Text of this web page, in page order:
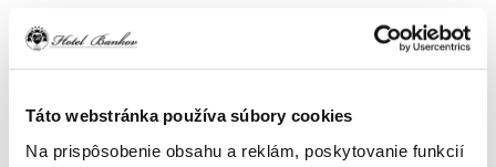
Táto webstránka používa súbory cookies
Na prispôsobenie obsahu a reklám, poskytovanie funkcií
Don´t you believe it ?! Come and try it !